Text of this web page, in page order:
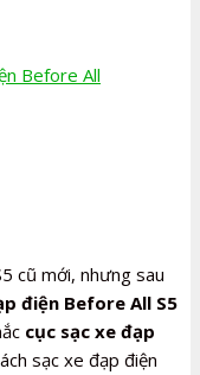
Before All
cũ mới, nhưng sau
điện Before All S5
cục sạc xe đạp
sạc xe đạp điện